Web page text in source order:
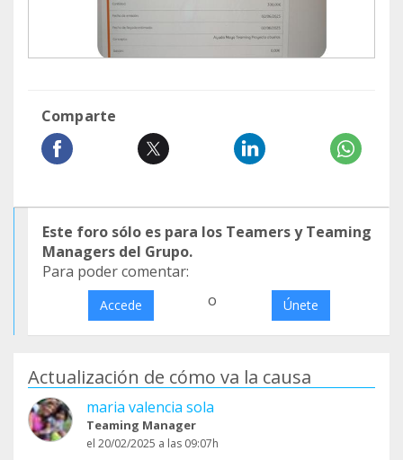
Comparte
Este foro sólo es para los Teamers y Teaming
Managers del Grupo.
Para poder comentar:
Accede o Únete
Actualización de cómo va la causa
maria valencia sola
Teaming Manager
el 20/02/2025 a las 09:07h